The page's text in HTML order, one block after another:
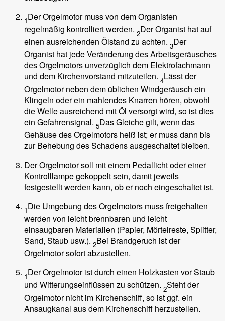
1Der Orgelmotor muss von dem Organisten
regelmäßig kontrolliert werden. 2Der Organist hat auf
einen ausreichenden Ölstand zu achten. 3Der
Organist hat jede Veränderung des Arbeitsgeräusches
des Orgelmotors unverzüglich dem Elektrofachmann
und dem Kirchenvorstand mitzuteilen. 4Lässt der
Orgelmotor neben dem üblichen Windgeräusch ein
Klingeln oder ein mahlendes Knarren hören, obwohl
die Welle ausreichend mit Öl versorgt wird, so ist dies
ein Gefahrensignal. 5Das Gleiche gilt, wenn das
Gehäuse des Orgelmotors heiß ist; er muss dann bis
zur Behebung des Schadens ausgeschaltet bleiben.
Der Orgelmotor soll mit einem Pedallicht oder einer
Kontrolllampe gekoppelt sein, damit jeweils
festgestellt werden kann, ob er noch eingeschaltet ist.
1Die Umgebung des Orgelmotors muss freigehalten
werden von leicht brennbaren und leicht
einsaugbaren Materialien (Papier, Mörtelreste, Splitter,
Sand, Staub usw.). 2Bei Brandgeruch ist der
Orgelmotor sofort abzustellen.
1Der Orgelmotor ist durch einen Holzkasten vor Staub
und Witterungseinflüssen zu schützen. 2Steht der
Orgelmotor nicht im Kirchenschiff, so ist ggf. ein
Ansaugkanal aus dem Kirchenschiff herzustellen.